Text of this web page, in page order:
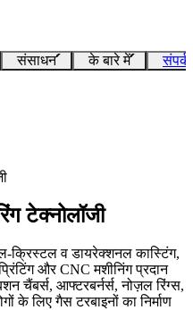
संसाधन के बारे में
टेक्नोलॉजी
क्रिस्टल व डायरेक्शनल कास्टिंग,
और CNC मशीनिंग प्रदान
चैंबर्स, आफ्टरबर्नर्स, नोज़ल रिंग्स,
के लिए गैस टरबाइनों का निर्माण